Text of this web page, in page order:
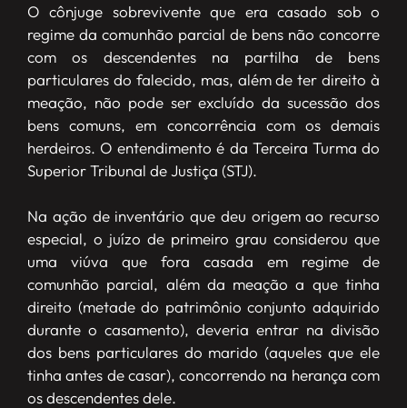
O cônjuge sobrevivente que era casado sob o
regime da comunhão parcial de bens não concorre
com os descendentes na partilha de bens
particulares do falecido, mas, além de ter direito à
meação, não pode ser excluído da sucessão dos
bens comuns, em concorrência com os demais
herdeiros. O entendimento é da Terceira Turma do
Superior Tribunal de Justiça (STJ).
Na ação de inventário que deu origem ao recurso
especial, o juízo de primeiro grau considerou que
uma viúva que fora casada em regime de
comunhão parcial, além da meação a que tinha
direito (metade do patrimônio conjunto adquirido
durante o casamento), deveria entrar na divisão
dos bens particulares do marido (aqueles que ele
tinha antes de casar), concorrendo na herança com
os descendentes dele.